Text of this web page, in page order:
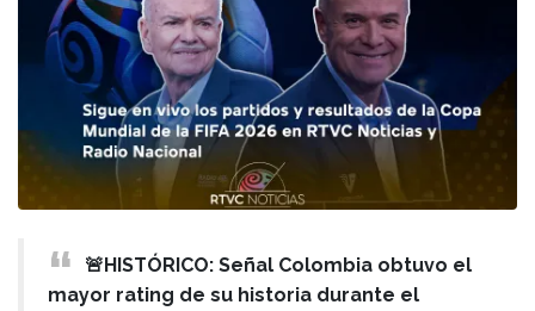
🚨HISTÓRICO: Señal Colombia obtuvo el
mayor rating de su historia durante el